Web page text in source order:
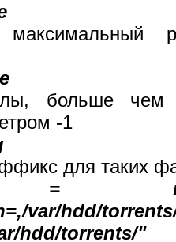
максимальный
больше чем
-1
для таких
var/hdd/
hdd/torrents/"